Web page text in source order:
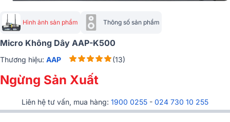
Hình ảnh sản phẩm Thông số sản phẩm
Micro Không Dây AAP-K500
Thương hiệu: AAP (13)
Ngừng Sản Xuất
Liên hệ tư vấn, mua hàng: 1900 0255 - 024 730 10 255